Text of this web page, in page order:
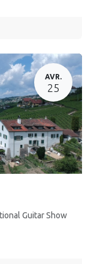
AVR.
25
Guitar Show